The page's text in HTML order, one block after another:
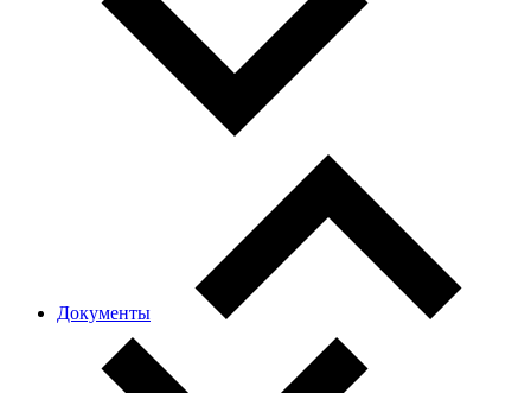
Документы